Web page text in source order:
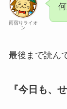
雨宿りライオ
ン
最後まで読ん
『今日も、